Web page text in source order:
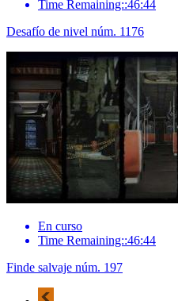
Time Remaining::46:44
Desafío de nivel núm. 1176
En curso
Time Remaining::46:44
Finde salvaje núm. 197